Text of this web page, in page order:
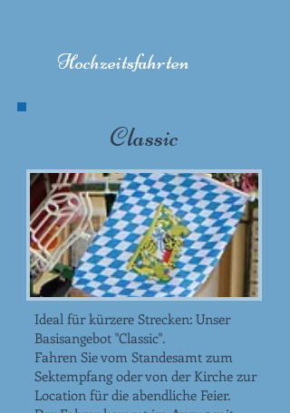
Classic
Ideal für kürzere Strecken: Unser
Basisangebot "Classic".
Fahren Sie vom Standesamt zum
Sektempfang oder von der Kirche zur
Location für die abendliche Feier.
Hochzeitsfahrten